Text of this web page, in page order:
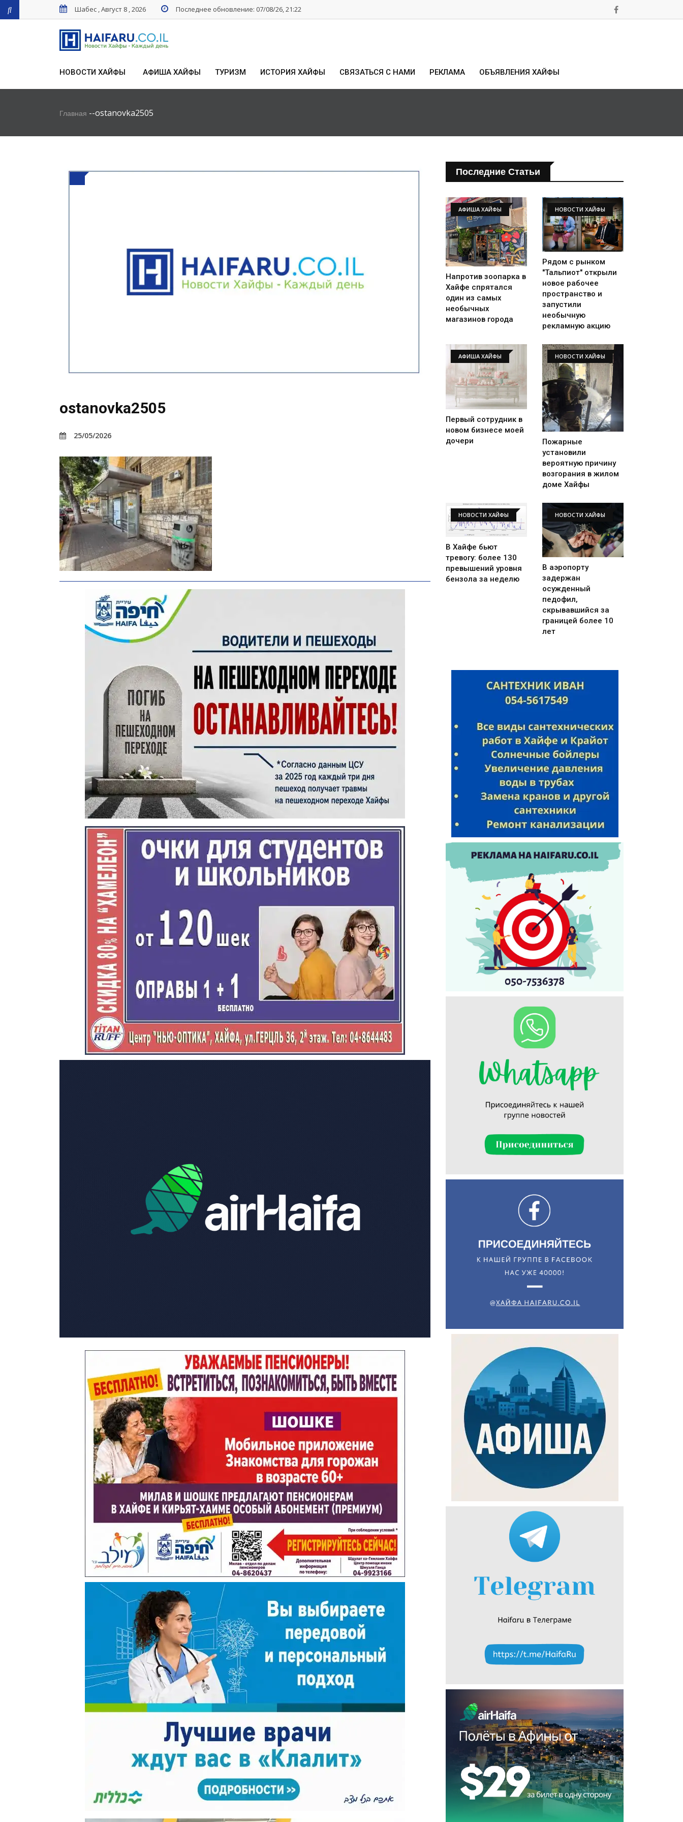
Шабес , Август 8 , 2026 Последнее обновление: 07/08/26, 21:22
НОВОСТИ ХАЙФЫ АФИША ХАЙФЫ ТУРИЗМ ИСТОРИЯ ХАЙФЫ СВЯЗАТЬСЯ С НАМИ РЕКЛАМА ОБЪЯВЛЕНИЯ ХАЙФЫ
Искать
Главная --ostanovka2505
ostanovka2505
25/05/2026
Последние Статьи
АФИША ХАЙФЫ
Напротив зоопарка в
Хайфе спрятался
один из самых
необычных
магазинов города
НОВОСТИ ХАЙФЫ
Рядом с рынком
"Тальпиот" открыли
новое рабочее
пространство и
запустили
необычную
рекламную акцию
АФИША ХАЙФЫ
Первый сотрудник в
новом бизнесе моей
дочери
НОВОСТИ ХАЙФЫ
Пожарные
установили
вероятную причину
возгорания в жилом
доме Хайфы
НОВОСТИ ХАЙФЫ
В Хайфе бьют
тревогу: более 130
превышений уровня
бензола за неделю
НОВОСТИ ХАЙФЫ
В аэропорту
задержан
осужденный
педофил,
скрывавшийся за
границей более 10
лет